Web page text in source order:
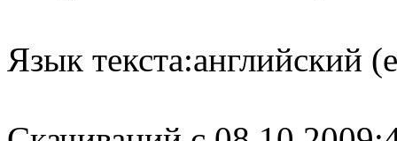
Язык текста:английский